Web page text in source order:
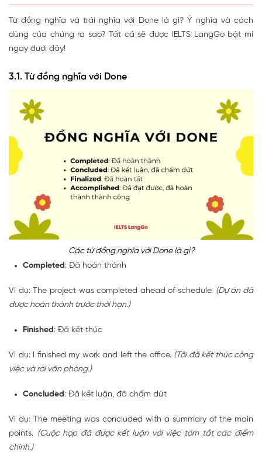
Từ đồng nghĩa và trái nghĩa với Done là gì? Ý nghĩa và cách
dùng của chúng ra sao? Tất cả sẽ được IELTS LangGo bật mí
ngay dưới đây!
3.1. Từ đồng nghĩa với Done
Các từ đồng nghĩa với Done là gì?
Completed: Đã hoàn thành
Ví dụ: The project wascompleted ahead of schedule. (Dự án đã
được hoàn thành trước thời hạn.)
Finished: Đã kết thúc
Ví dụ: I finished my work and left the office. (Tôi đã kết thúc công
việc và rời văn phòng.)
Concluded: Đã kết luận, đã chấm dứt
Ví dụ: The meeting was concluded with a summary of the main
points. (Cuộc họp đã được kết luận với việc tóm tắt các điểm
chính.)